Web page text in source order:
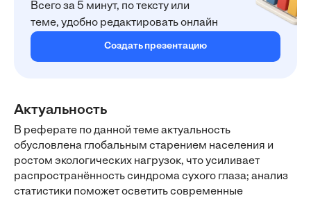
Всего за 5 минут, по тексту или
теме, удобно редактировать онлайн
Создать презентацию
Актуальность
В реферате по данной теме актуальность
обусловлена глобальным старением населения и
ростом экологических нагрузок, что усиливает
распространённость синдрома сухого глаза; анализ
статистики поможет осветить современные